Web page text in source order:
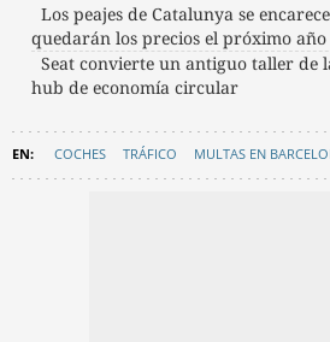
Los peajes de Catalunya se
quedarán los precios el próximo año
Seat convierte un antiguo taller de
hub de economía circular
COCHES TRÁFICO MULTAS EN